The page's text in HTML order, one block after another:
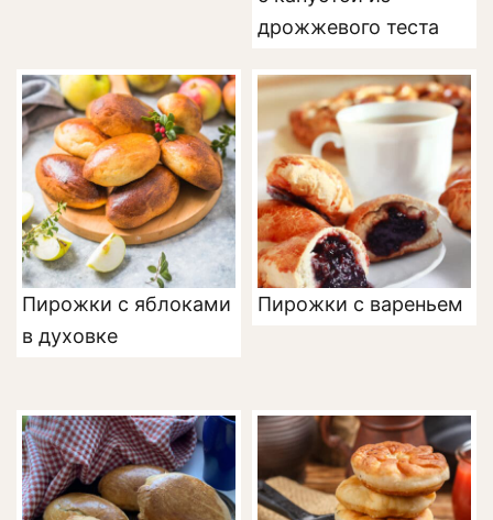
дрожжевого теста
Пирожки с яблоками
в духовке
Пирожки с вареньем